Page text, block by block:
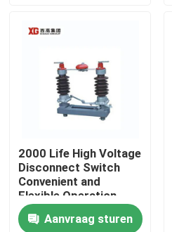
Fabrieksreis
Kwaliteitscontrole
Contacteer ons
Verzoek om een Citaat
2000 Life High Voltage
Disconnect Switch
Convenient and
Flexible Operation
Aanvraag sturen